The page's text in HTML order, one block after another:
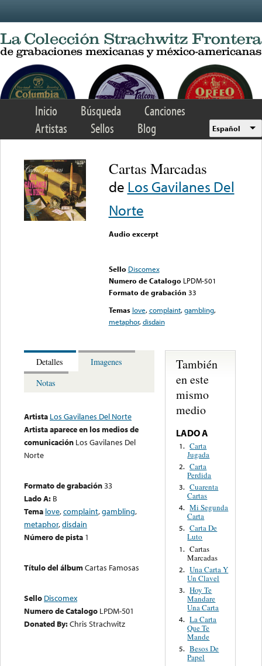
Inicio Búsqueda
Canciones
Artistas
Sellos Blog Español
Cartas Marcadas
de Los Gavilanes Del
Norte
Audio excerpt
Sello Discomex
Numero de Catalogo LPDM-501
Formato de grabación 33
Temas love,complaint,gambling,
metaphor,disdain
Detalles
Imagenes
Notas
Artista Los Gavilanes Del Norte
Artista aparece en los medios de
comunicación Los Gavilanes Del
Norte
Formato de grabación33
Lado A: B
Tema love,complaint,gambling,
metaphor,disdain
Número de pista 1
Título del álbumCartas Famosas
Sello Discomex
Numero de Catalogo LPDM-501
Donated By:Chris Strachwitz
También
en este
mismo
medio
LADO A
1. Carta
Jugada
2. Carta
Perdida
3. Cuarenta
Cartas
4. Mi Segunda
Carta
5. Carta De
Luto
1. Cartas
Marcadas
2. Una Carta Y
Un Clavel
3. Hoy Te
Mandare
Una Carta
4. La Carta
Que Te
Mande
5. Besos De
Papel